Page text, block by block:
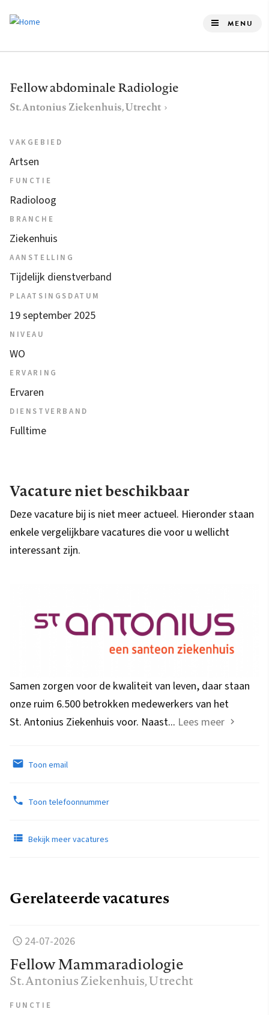
de
gaan
MENU
Fellow abdominale Radiologie
St. Antonius Ziekenhuis, Utrecht
VAKGEBIED
Artsen
FUNCTIE
Radioloog
BRANCHE
Ziekenhuis
AANSTELLING
Tijdelijk dienstverband
PLAATSINGSDATUM
19 september 2025
NIVEAU
WO
ERVARING
Ervaren
DIENSTVERBAND
Fulltime
Vacature niet beschikbaar
Deze vacature bij is niet meer actueel. Hieronder staan
enkele vergelijkbare vacatures die voor u wellicht
interessant zijn.
Samen zorgen voor de kwaliteit van leven, daar staan
onze ruim 6.500 betrokken medewerkers van het
St. Antonius Ziekenhuis voor. Naast... Lees meer
Toon email
Toon telefoonnummer
Bekijk meer vacatures
Gerelateerde vacatures
24-07-2026
Fellow Mammaradiologie
St. Antonius Ziekenhuis, Utrecht
FUNCTIE